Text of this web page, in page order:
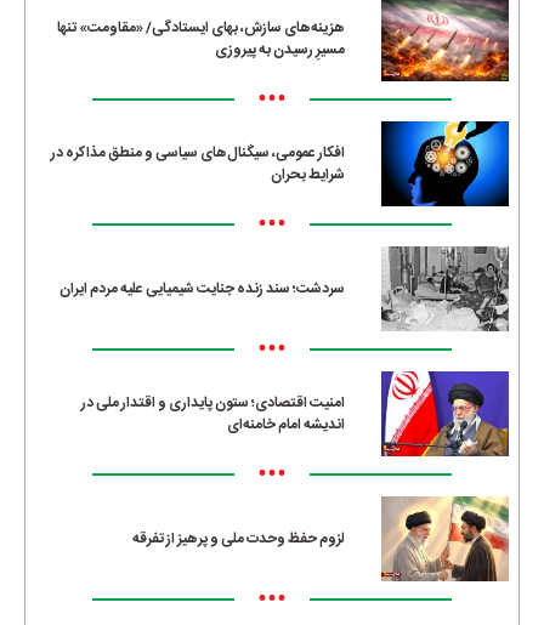
هزینه‌های سازش، بهای ایستادگی/ «مقاومت» تنها
مسیرِ رسیدن به پیروزی
•••
افکار عمومی، سیگنال‌های سیاسی و منطق مذاکره در
شرایط بحران
•••
سردشت؛ سند زنده جنایت شیمیایی علیه مردم ایران
•••
امنیت اقتصادی؛ ستون پایداری و اقتدار ملی در
اندیشه امام خامنه‌ای
•••
لزوم حفظ وحدت ملی و پرهیز از تفرقه
•••